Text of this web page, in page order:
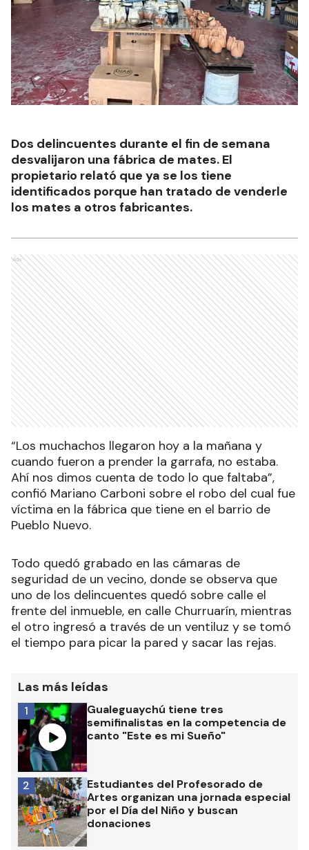
Dos delincuentes durante el fin de semana
desvalijaron una fábrica de mates. El
propietario relató que ya se los tiene
identificados porque han tratado de venderle
los mates a otros fabricantes.
Ads
“Los muchachos llegaron hoy a la mañana y
cuando fueron a prender la garrafa, no estaba.
Ahí nos dimos cuenta de todo lo que faltaba”,
confió Mariano Carboni sobre el robo del cual fue
víctima en la fábrica que tiene en el barrio de
Pueblo Nuevo.
Todo quedó grabado en las cámaras de
seguridad de un vecino, donde se observa que
uno de los delincuentes quedó sobre calle el
frente del inmueble, en calle Churruarín, mientras
el otro ingresó a través de un ventiluz y se tomó
el tiempo para picar la pared y sacar las rejas.
Las más leídas
Gualeguaychú tiene tres
semifinalistas en la competencia de
canto "Este es mi Sueño"
1
Estudiantes del Profesorado de
Artes organizan una jornada especial
por el Día del Niño y buscan
donaciones
2